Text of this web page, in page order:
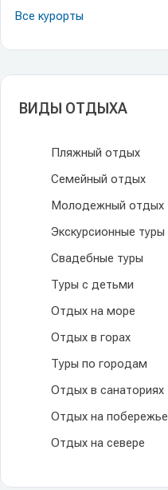
Все курорты
ВИДЫ ОТДЫХА
Пляжный отдых
Семейный отдых
Молодежный отдых
Экскурсионные туры
Свадебные туры
Туры с детьми
Отдых на море
Отдых в горах
Туры по городам
Отдых в санаториях
Отдых на побережье
Отдых на севере